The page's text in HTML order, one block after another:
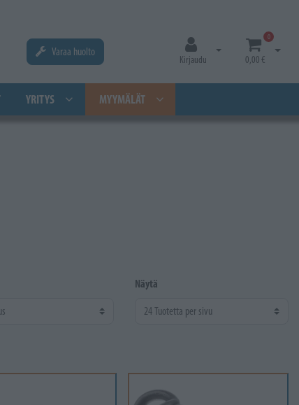
Varaa huolto
Kirjaudu
Avaa kirjautuminen
0
0,00 €
Avaa
YRITYS MYYMÄLÄT
Näytä